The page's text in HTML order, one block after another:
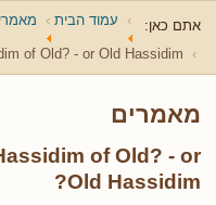
אתם כאן: עמוד הבית
of Old? - or Old Hassidim?
מאמרים
of Old? - or
Old Hassidim?